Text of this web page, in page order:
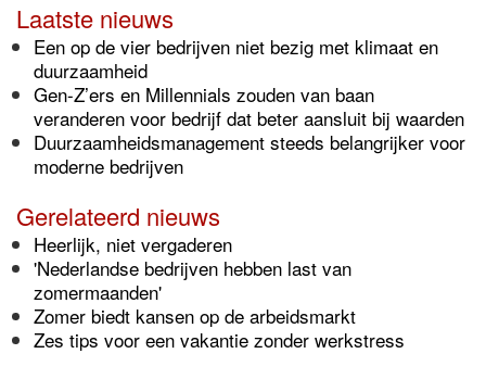
Laatste nieuws
Een op de vier bedrijven niet bezig met klimaat en
duurzaamheid
Gen-Z’ers en Millennials zouden van baan
veranderen voor bedrijf dat beter aansluit bij waarden
Duurzaamheidsmanagement steeds belangrijker voor
moderne bedrijven
Gerelateerd nieuws
Heerlijk, niet vergaderen
'Nederlandse bedrijven hebben last van
zomermaanden'
Zomer biedt kansen op de arbeidsmarkt
Zes tips voor een vakantie zonder werkstress